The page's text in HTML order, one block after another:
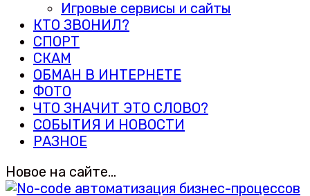
Игровые сервисы и сайты
КТО ЗВОНИЛ?
СПОРТ
СКАМ
ОБМАН В ИНТЕРНЕТЕ
ФОТО
ЧТО ЗНАЧИТ ЭТО СЛОВО?
СОБЫТИЯ И НОВОСТИ
РАЗНОЕ
Новое на сайте…